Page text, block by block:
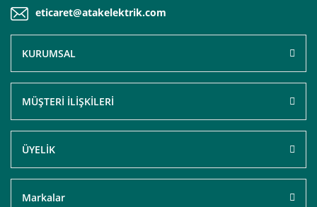
eticaret@atakelektrik.com
KURUMSAL
MÜŞTERİ İLİŞKİLERİ
ÜYELİK
Markalar